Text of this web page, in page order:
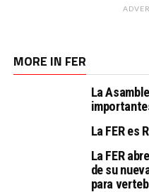
MORE IN FER
La
La FER es
La FER
de su
para